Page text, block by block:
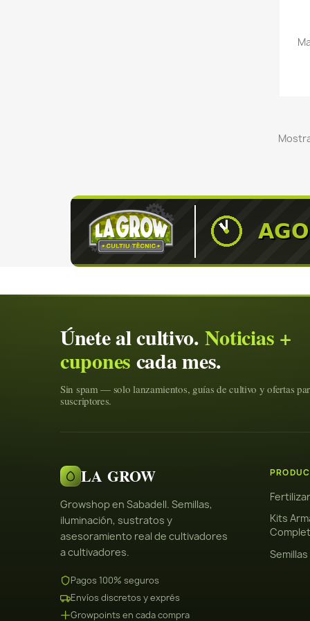
Únete al cultivo. Noticias +
cupones cada mes.
Sin spam — solo lanzamientos, guías de cultivo y ofertas
suscriptores.
LA GROW
Growshop en Sabadell. Semillas,
iluminación, sustratos y
asesoramiento real de cultivadores
a cultivadores.
Pagos 100% seguros
Envíos discretos y exprés
Growpoints en cada compra
Kits
Semillas